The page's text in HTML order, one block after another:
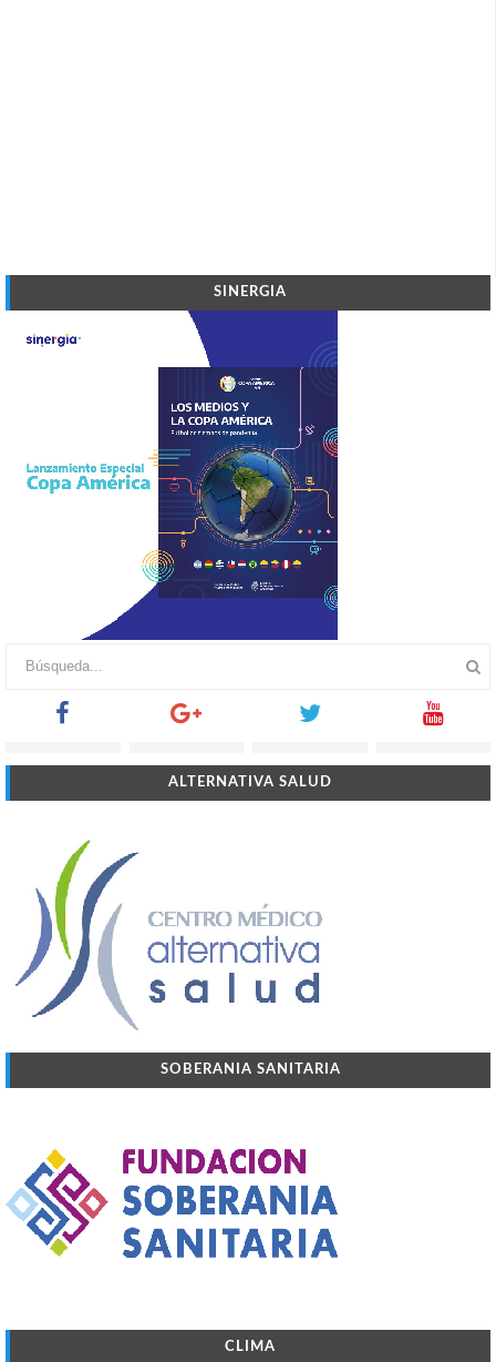
SINERGIA
ALTERNATIVA SALUD
SOBERANIA SANITARIA
CLIMA